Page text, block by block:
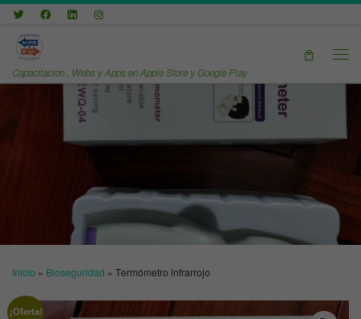
Saltar al contenido
Capacitacion , Webs y Apps en Apple Store y Google Play
Inicio » Bioseguridad » Termómetro infrarrojo
¡Oferta!